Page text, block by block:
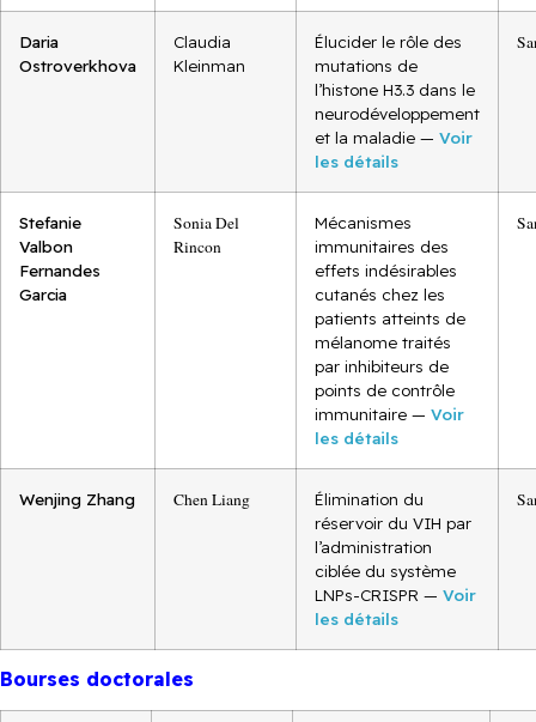
Daria
Ostroverkhova
Claudia
Kleinman
Élucider le rôle des
mutations de
l’histone H3.3 dans le
neurodéveloppement
et la maladie — Voir
les détails
Stefanie
Valbon
Fernandes
Garcia
Sonia Del
Rincon
Mécanismes
immunitaires des
effets indésirables
cutanés chez les
patients atteints de
mélanome traités
par inhibiteurs de
points de contrôle
immunitaire — Voir
les détails
Wenjing Zhang Chen Liang
Élimination du
réservoir du VIH par
l’administration
ciblée du système
LNPs-CRISPR — Voir
les détails
Bourses doctorales